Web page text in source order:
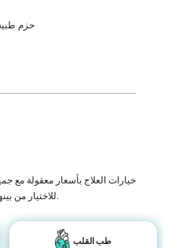
حزم
خيارات العلاج بأسعار معقولة مع
للاختيار من بينها مع أفضل جودة للرعاية الصحية في البلاد.
طب القلب